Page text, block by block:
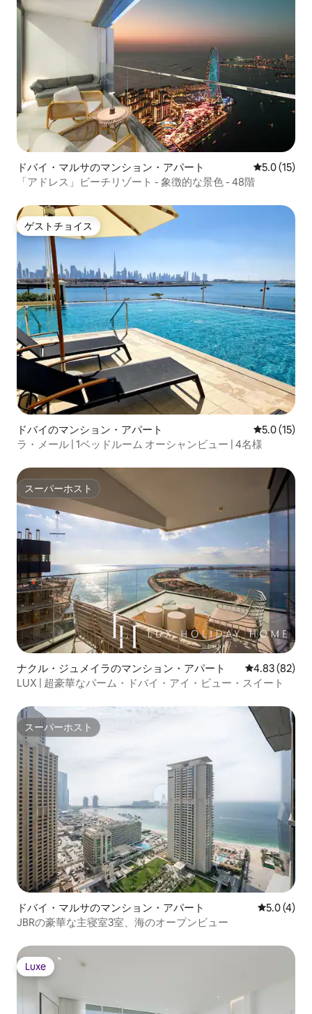
ドバイ・マルサのマンション・アパート レビュー15
5.0 (15)
「アドレス」ビーチリゾート - 象徴的な景色 - 48階
ゲストチョイス
ゲストチョイス
ドバイのマンション・アパート レビュー15
5.0 (15)
ラ・メール | 1ベッドルーム オーシャンビュー | 4名様
スーパーホスト
スーパーホスト
ナクル・ジュメイラのマンション・アパート レビュー82
4.83 (82)
LUX | 超豪華なパーム・ドバイ・アイ・ビュー・スイート
スーパーホスト
スーパーホスト
ドバイ・マルサのマンション・アパート レビュー4
5.0 (4)
JBRの豪華な主寝室3室、海のオープンビュー
Luxe
Luxe